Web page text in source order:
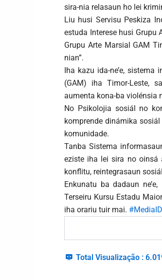
sira-nia relasaun ho lei
Liu husi Servisu Peskiza
estuda Interese husi Grupu
Grupu Arte Marsial GAM
nian”.
Iha kazu ida-ne’e, sistema
(GAM) iha Timor-Leste,
aumenta kona-ba violénsia
No Psikolojia sosiál no
komprende dinámika
komunidade.
Tanba Sistema
eziste iha lei sira no oinsá
konflitu, reintegrasaun
Enkunatu ba dadaun
Terseiru Kursu Estadu
iha orariu tuir mai.
Total Visualização :